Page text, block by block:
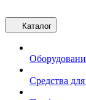
Каталог
Средства